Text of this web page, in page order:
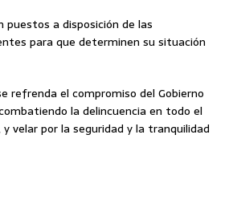
puestos a disposición de las
para que determinen su situación
refrenda el compromiso del Gobierno
la delincuencia en todo el
velar por la seguridad y la tranquilidad